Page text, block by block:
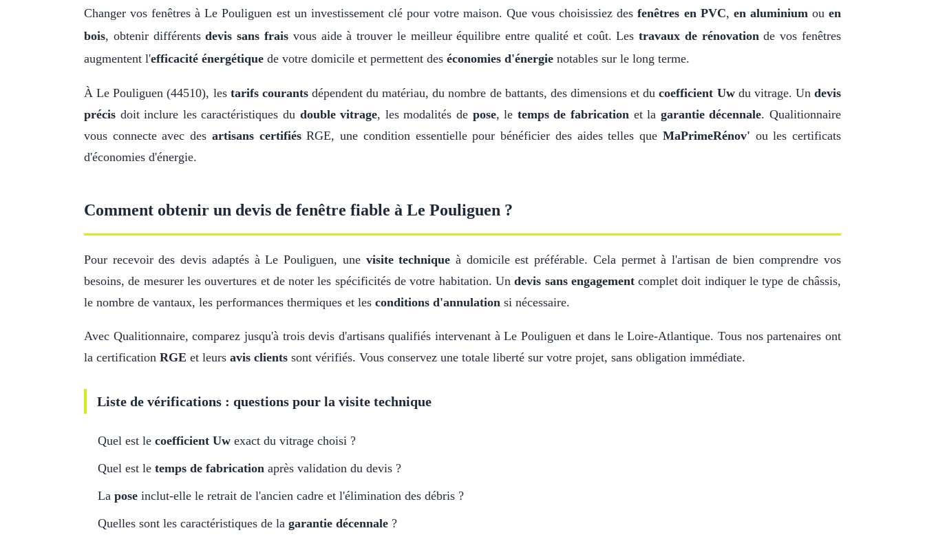
Changer vos fenêtres à Le Pouliguen est un investissement clé pour votre maison. Que vous choisissiez desfenêtres en PVC, en aluminiumouen
bois, obtenir différentsdevis sans fraisvous aide à trouver le meilleur équilibre entre qualité et coût. Lestravaux de rénovationde vos fenêtres
augmentent l'efficacité énergétique de votre domicile et permettent des économies d'énergie notables sur le long terme.
À Le Pouliguen (44510), les tarifs courantsdépendent du matériau, du nombre de battants, des dimensions et ducoefficient Uwdu vitrage. Undevis
précis doit inclure les caractéristiques du double vitrage, les modalités de pose, le temps de fabrication et la garantie décennale. Qualitionnaire
vous connecte avec des artisans certifiésRGE, une condition essentielle pour bénéficier des aides telles que MaPrimeRénov' ou les certificats
d'économies d'énergie.
Comment obtenir un devis de fenêtre fiable à Le Pouliguen ?
Pour recevoir des devis adaptés à Le Pouliguen, une visite technique à domicile est préférable. Cela permet à l'artisan de bien comprendre vos
besoins, de mesurer les ouvertures et de noter les spécificités de votre habitation. Undevis sans engagementcomplet doit indiquer le type de châssis,
le nombre de vantaux, les performances thermiques et les conditions d'annulation si nécessaire.
Avec Qualitionnaire, comparez jusqu'à trois devis d'artisans qualifiés intervenant à Le Pouliguen et dans le Loire-Atlantique. Tous nos partenaires ont
la certification RGE et leurs avis clients sont vérifiés. Vous conservez une totale liberté sur votre projet, sans obligation immédiate.
Liste de vérifications : questions pour la visite technique
Quel est le coefficient Uw exact du vitrage choisi ?
Quel est le temps de fabrication après validation du devis ?
La pose inclut-elle le retrait de l'ancien cadre et l'élimination des débris ?
Quelles sont les caractéristiques de la garantie décennale ?